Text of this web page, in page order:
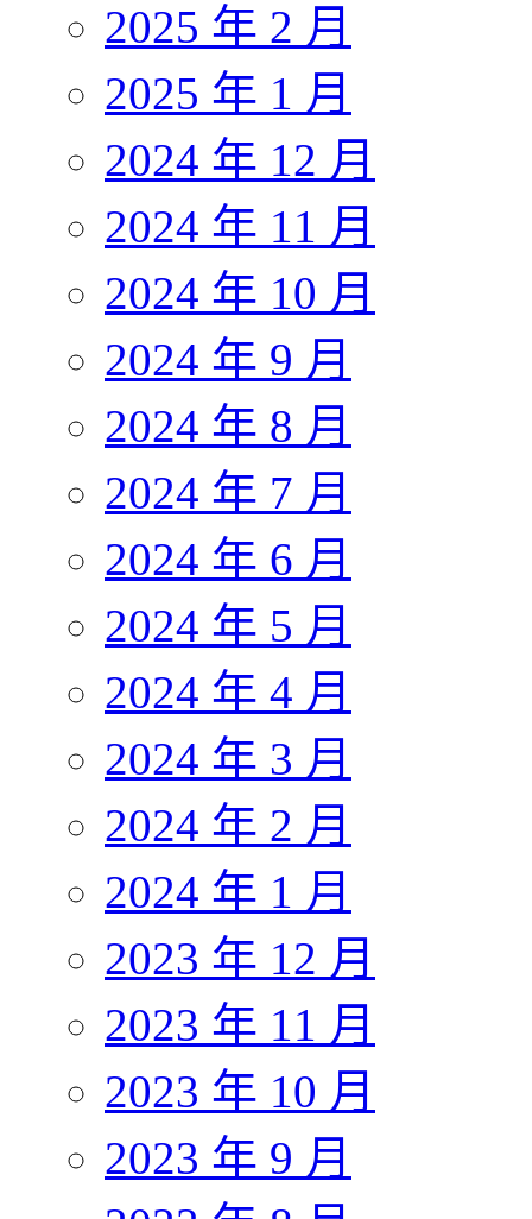
2025 年 2 月
2025 年 1 月
2024 年 12 月
2024 年 11 月
2024 年 10 月
2024 年 9 月
2024 年 8 月
2024 年 7 月
2024 年 6 月
2024 年 5 月
2024 年 4 月
2024 年 3 月
2024 年 2 月
2024 年 1 月
2023 年 12 月
2023 年 11 月
2023 年 10 月
2023 年 9 月